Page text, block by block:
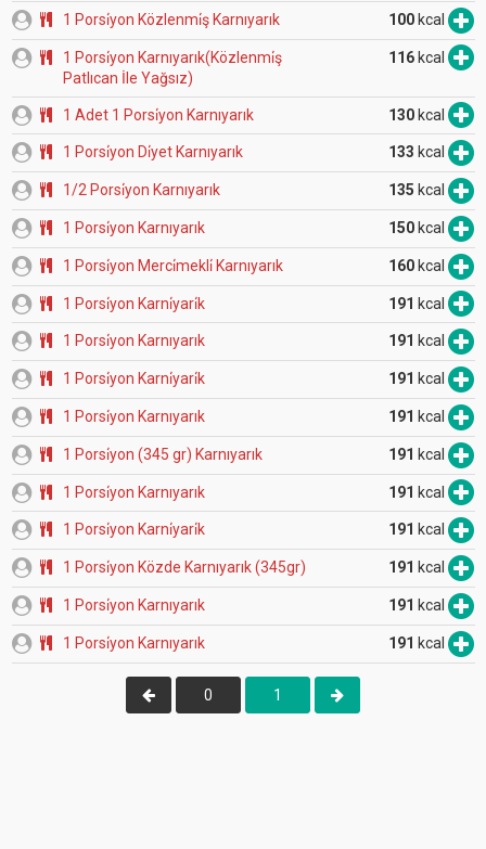
1 Porsi̇yon Közlenmi̇ş Karnıyarık 100 kcal
1 Porsi̇yon Karnıyarık(Közlenmi̇ş
Patlıcan İle Yağsız)
116kcal
1 Adet 1 Porsi̇yon Karnıyarık 130kcal
1 Porsi̇yon Di̇yet Karnıyarık 133 kcal
1/2 Porsi̇yon Karnıyarık 135 kcal
1 Porsi̇yon Karnıyarık 150 kcal
1 Porsi̇yon Merci̇mekli̇ Karnıyarık 160 kcal
1 Porsi̇yon Karni̇yari̇k 191 kcal
1 Porsi̇yon Karnıyarık 191 kcal
1 Porsi̇yon Karni̇yari̇k 191 kcal
1 Porsi̇yon Karnıyarık 191 kcal
1 Porsi̇yon (345 gr) Karnıyarık 191 kcal
1 Porsi̇yon Karnıyarık 191 kcal
1 Porsi̇yon Karni̇yari̇k 191 kcal
1 Porsi̇yon Közde Karnıyarık (345gr) 191 kcal
1 Porsi̇yon Karnıyarık 191 kcal
1 Porsi̇yon Karnıyarık 191 kcal
0 1